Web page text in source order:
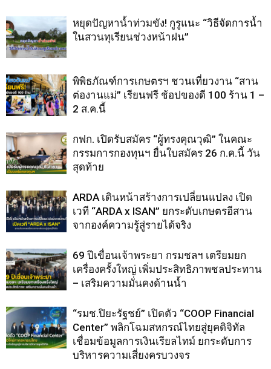
หยุดปัญหาน้ำท่วมขัง! กูรูแนะ “วิธีจัดการน้ำ
ในสวนทุเรียนช่วงหน้าฝน”
พิพิธภัณฑ์การเกษตรฯ ชวนเที่ยวงาน “สาน
ต่องานแม่” เรียนฟรี ช้อปของดี 100 ร้าน 1 –
2 ส.ค.นี้
กฟก. เปิดรับสมัคร “ผู้ทรงคุณวุฒิ” ในคณะ
กรรมการกองทุนฯ ยื่นใบสมัคร 26 ก.ค.นี้ วัน
สุดท้าย
ARDA เดินหน้าสร้างการเปลี่ยนแปลง เปิด
เวที “ARDA x ISAN” ยกระดับเกษตรอีสาน
จากองค์ความรู้สู่รายได้จริง
69 ปีเขื่อนเจ้าพระยา กรมชลฯ เตรียมยก
เครื่องครั้งใหญ่ เพิ่มประสิทธิภาพชลประทาน
– เสริมความมั่นคงด้านน้ำ
“รมช.ปิยะรัฐชย์” เปิดตัว “COOP Financial
Center” พลิกโฉมสหกรณ์ไทยสู่ยุคดิจิทัล
เชื่อมข้อมูลการเงินเรียลไทม์ ยกระดับการ
บริหารความเสี่ยงครบวงจร